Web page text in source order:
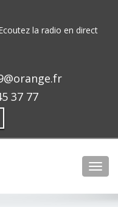
la radio en direct
37 77